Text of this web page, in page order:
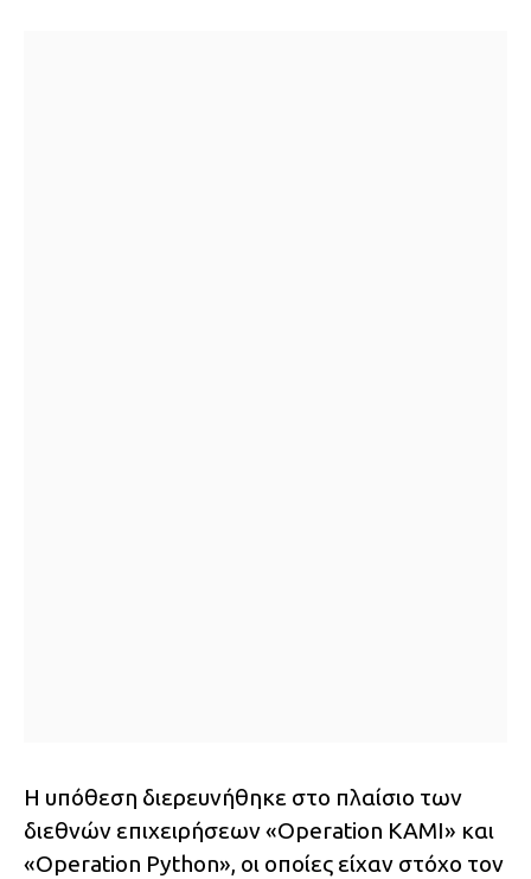
Η υπόθεση διερευνήθηκε στο πλαίσιο των
διεθνών επιχειρήσεων «Operation KAMI» και
«Operation Python», οι οποίες είχαν στόχο τον